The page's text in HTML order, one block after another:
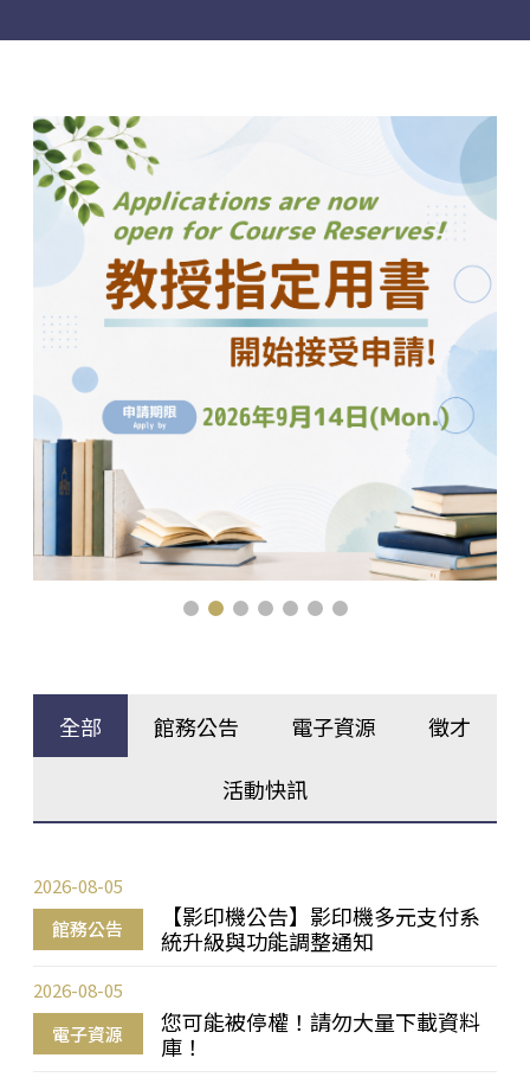
全部 館務公告 電子資源 徵才
活動快訊
館務公告
【影印機公告】影印機多元支付系
統升級與功能調整通知
2026-08-05
電子資源
您可能被停權！請勿大量下載資料
庫！
2026-08-05